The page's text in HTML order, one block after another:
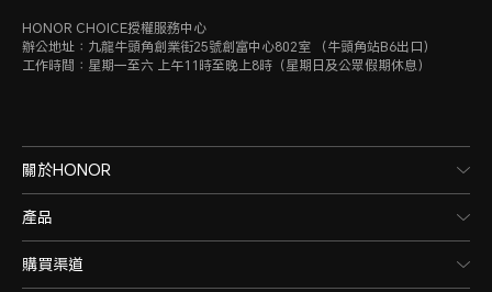
HONOR CHOICE授權服務中心
辦公地址：九龍牛頭角創業街25號創富中心802室 （牛頭角站B6出口）
工作時間：星期一至六 上午11時至晚上8時（星期日及公眾假期休息）
關於HONOR
產品
購買渠道